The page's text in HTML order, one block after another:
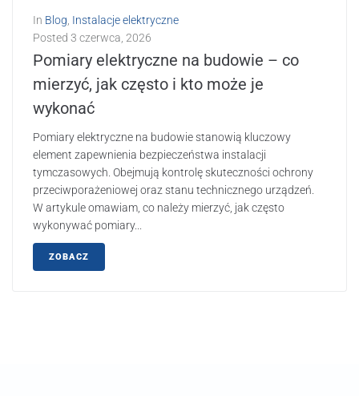
In Blog, Instalacje elektryczne
Posted 3 czerwca, 2026
Pomiary elektryczne na budowie – co
mierzyć, jak często i kto może je
wykonać
Pomiary elektryczne na budowie stanowią kluczowy
element zapewnienia bezpieczeństwa instalacji
tymczasowych. Obejmują kontrolę skuteczności ochrony
przeciwporażeniowej oraz stanu technicznego urządzeń.
W artykule omawiam, co należy mierzyć, jak często
wykonywać pomiary...
ZOBACZ